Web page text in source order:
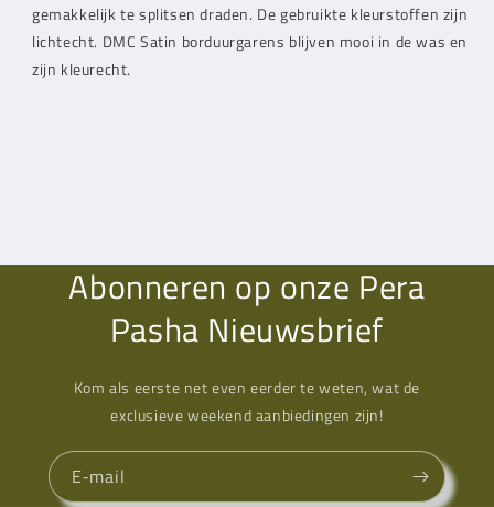
gemakkelijk te splitsen draden. De gebruikte kleurstoffen zijn
lichtecht. DMC Satin borduurgarens blijven mooi in de was en
zijn kleurecht.
Abonneren op onze Pera
Pasha Nieuwsbrief
Kom als eerste net even eerder te weten, wat de
exclusieve weekend aanbiedingen zijn!
E‑mail